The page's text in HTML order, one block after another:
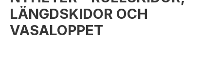
LÄNGDSKIDOR OCH
VASALOPPET